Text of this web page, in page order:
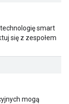
smart
się z zespołem
mogą